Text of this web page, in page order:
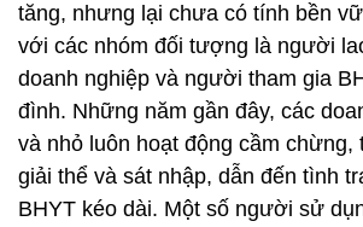
tăng, nhưng lại chưa có tính bền
với các nhóm đối tượng là người
doanh nghiệp và người tham gia
đình. Những năm gần đây, các
và nhỏ luôn hoạt động cầm chừng,
giải thể và sát nhập, dẫn đến tình
BHYT kéo dài. Một số người sử